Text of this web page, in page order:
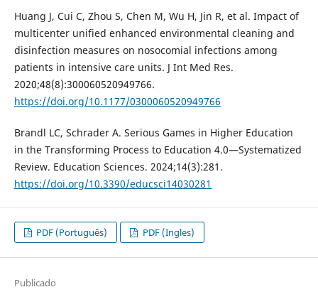
Huang J, Cui C, Zhou S, Chen M, Wu H, Jin R, et al. Impact of
multicenter unified enhanced environmental cleaning and
disinfection measures on nosocomial infections among
patients in intensive care units. J Int Med Res.
2020;48(8):300060520949766.
https://doi.org/10.1177/0300060520949766
Brandl LC, Schrader A. Serious Games in Higher Education
in the Transforming Process to Education 4.0—Systematized
Review. Education Sciences. 2024;14(3):281.
https://doi.org/10.3390/educsci14030281
PDF (Português) PDF (Ingles)
Publicado